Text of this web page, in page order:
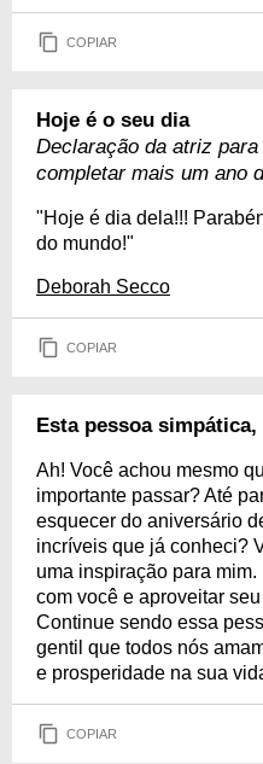
COPIAR
Hoje é o seu dia
Declaração da atriz
completar mais um ano
"Hoje é dia dela!!!
do mundo!"
Deborah Secco
COPIAR
Esta pessoa
Ah! Você achou mesmo
importante passar? Até
esquecer do aniversário
incríveis que já conheci?
uma inspiração para
com você e aproveitar
Continue sendo essa
gentil que todos nós
e prosperidade na sua
COPIAR